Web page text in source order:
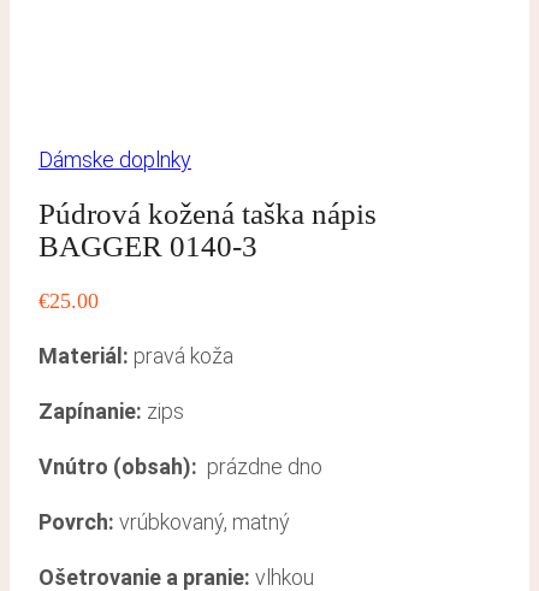
Dámske doplnky
Púdrová kožená taška nápis
BAGGER 0140-3
€25.00
Materiál: pravá koža
Zapínanie: zips
Vnútro (obsah): prázdne dno
Povrch: vrúbkovaný, matný
Ošetrovanie a pranie: vlhkou